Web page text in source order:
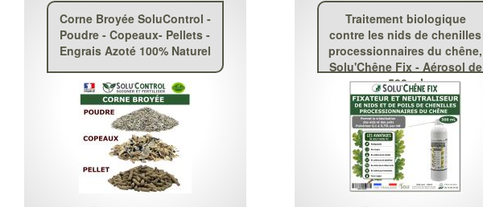
Corne Broyée SoluControl -
Poudre - Copeaux- Pellets -
Engrais Azoté 100% Naturel
Traitement biologique
contre les nids de chenilles
processionnaires du chêne,
Solu'Chêne Fix - Aérosol de
500 ml